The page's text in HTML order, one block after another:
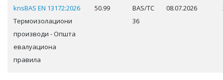
knsBAS EN 13172:2026
Термоизолациони
производи - Општа
евалуациона
правила
50.99
BAS/TC
36
08.07.2026